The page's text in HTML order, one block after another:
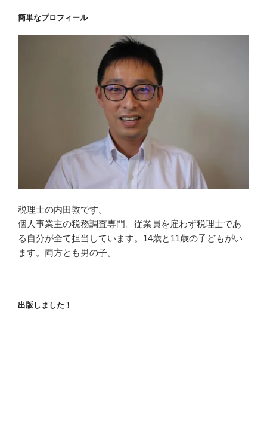
簡単なプロフィール
税理士の内田敦です。
個人事業主の税務調査専門。従業員を雇わず税理士であ
る自分が全て担当しています。14歳と11歳の子どもがい
ます。両方とも男の子。
出版しました！